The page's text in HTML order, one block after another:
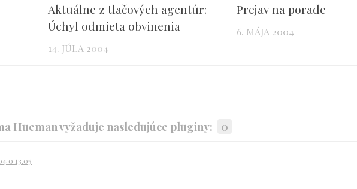
Aktuálne z tlačových agentúr:
Úchyl odmieta obvinenia
14. JÚLA 2004
Prejav na porade
6. MÁJA 2004
Hueman vyžaduje nasledujúce pluginy: 0
o 13.05